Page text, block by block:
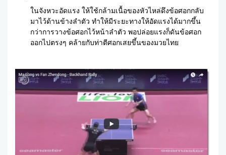
ในจังหวะอัดแรง ให้ใช้กล้ามเนื้อของหัวไหล่ดึงข้อศอกกลับ
มาไว้ด้านข้างลำตัว ทำให้มีระยะทางให้อัดแรงได้มากขึ้น
กว่าการวางข้อศอกไว้หน้าลำตัว พอปล่อยแรงก็ดันข้อศอก
ออกไปตรงๆ คล้ายกับท่าตีศอกเสยขึ้นของมวยไทย